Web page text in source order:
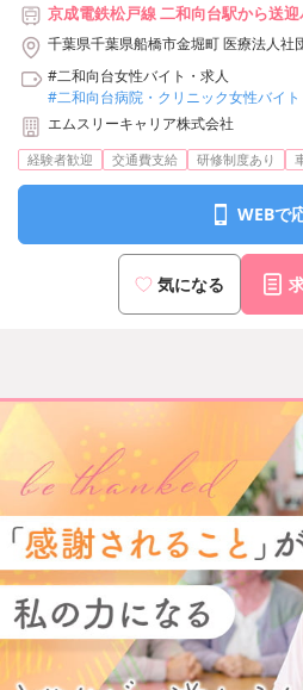
京成電鉄松戸線 二和向台駅から送迎
千葉県千葉県船橋市金堀町 医療法人社
#二和向台女性バイト・求人
#二和向台病院・クリニック女性バイト
エムスリーキャリア株式会社
経験者歓迎 交通費支給 研修制度あり
WEBで
気になる